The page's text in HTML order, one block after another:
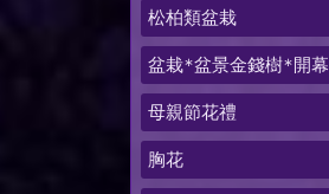
松柏類盆栽
盆栽*盆景金錢樹*開幕
母親節花禮
胸花